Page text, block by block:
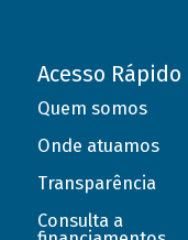
Acesso Rápido
Quem somos
Onde atuamos
Transparência
Consulta a